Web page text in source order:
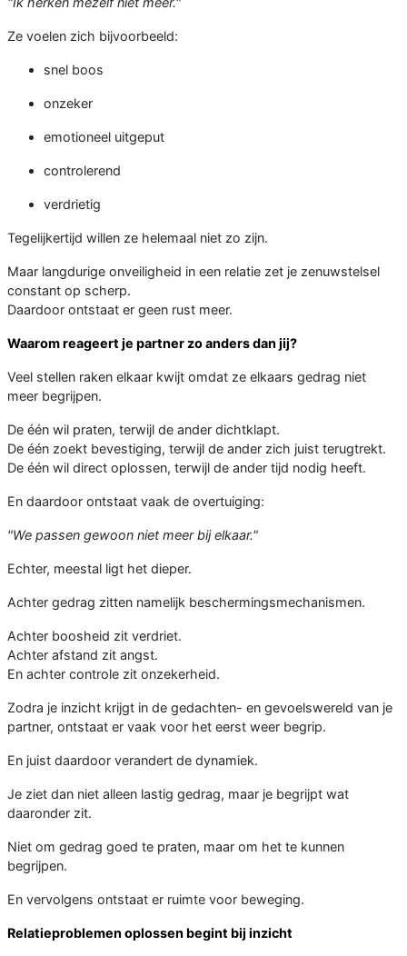
Ze voelen zich bijvoorbeeld:
snel boos
onzeker
emotioneel uitgeput
controlerend
verdrietig
Tegelijkertijd willen ze helemaal niet zo zijn.
Maar langdurige onveiligheid in een relatie zet je zenuwstelsel
constant op scherp.
Daardoor ontstaat er geen rust meer.
Waarom reageert je partner zo anders dan jij?
Veel stellen raken elkaar kwijt omdat ze elkaars gedrag niet
meer begrijpen.
De één wil praten, terwijl de ander dichtklapt.
De één zoekt bevestiging, terwijl de ander zich juist terugtrekt.
De één wil direct oplossen, terwijl de ander tijd nodig heeft.
En daardoor ontstaat vaak de overtuiging:
"We passen gewoon niet meer bij elkaar."
Echter, meestal ligt het dieper.
Achter gedrag zitten namelijk beschermingsmechanismen.
Achter boosheid zit verdriet.
Achter afstand zit angst.
En achter controle zit onzekerheid.
Zodra je inzicht krijgt in de gedachten- en gevoelswereld van je
partner, ontstaat er vaak voor het eerst weer begrip.
En juist daardoor verandert de dynamiek.
Je ziet dan niet alleen lastig gedrag, maar je begrijpt wat
daaronder zit.
Niet om gedrag goed te praten, maar om het te kunnen
begrijpen.
En vervolgens ontstaat er ruimte voor beweging.
Relatieproblemen oplossen begint bij inzicht